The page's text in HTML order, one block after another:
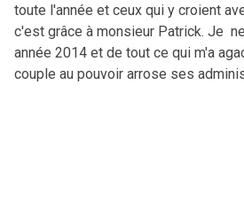
toute l'année et ceux qui y croient
c'est grâce à monsieur Patrick. Je
année 2014 et de tout ce qui m'a
couple au pouvoir arrose ses
cadeaux et avantages offerts